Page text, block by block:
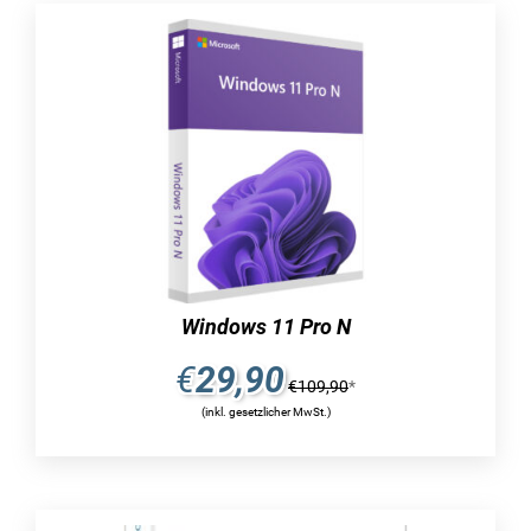
spezielle Anwendungen zur Verfügung.
Die Nutzung virtueller Desktops wird von
Dank der hohen Sicherheitsstandards
werden die Daten effektiv geschützt.
Die Inhalte können einfach und
unkompliziert mit Hilfe der
Verteilungsfunktion geteilt werden.
Kompatibilität mit unterschiedlichen
Windows 11 Pro N
€29,90€109,90*
(inkl. gesetzlicher MwSt.)